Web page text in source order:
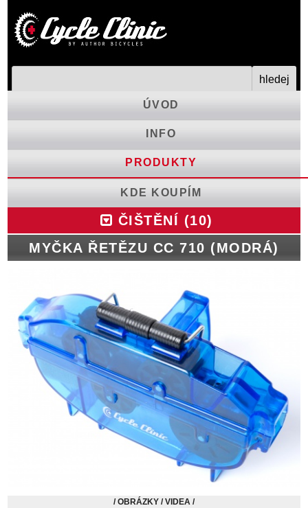
ÚVOD
INFO
PRODUKTY
KDE KOUPÍM
ČIŠTĚNÍ (10)
MYČKA ŘETĚZU CC 710 (MODRÁ)
/ OBRÁZKY / VIDEA /